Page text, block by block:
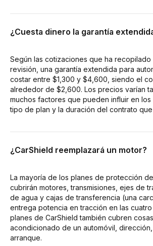
¿Cuesta dinero la garantía
Según las cotizaciones que ha
revisión, una garantía extendida para
costar entre $1,300 y $4,600, siendo el
alrededor de $2,600. Los precios varían
muchos factores que pueden influir en
tipo de plan y la duración del contrato que
¿CarShield reemplazará un motor?
La mayoría de los planes de protección
cubrirán motores, transmisiones, ejes de
de agua y cajas de transferencia (una
entrega potencia en tracción en las
planes de CarShield también cubren
acondicionado de un automóvil,
arranque.